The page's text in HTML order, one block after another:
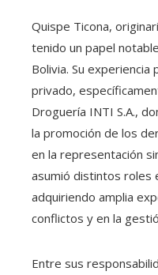
Quispe Ticona,
tenido un papel
Bolivia. Su
privado,
Droguería INTI S.A.,
la promoción de los
en la representación
asumió distintos roles
adquiriendo amplia
conflictos y en la
Entre sus